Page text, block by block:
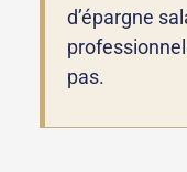
d’épargne
pas.